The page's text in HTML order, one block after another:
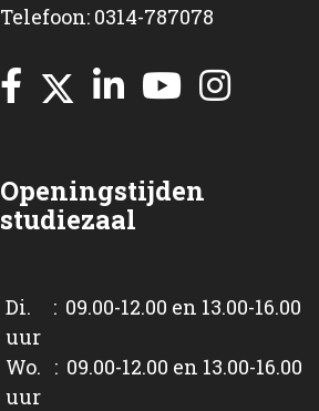
Telefoon: 0314-787078
Openingstijden
studiezaal
Di. : 09.00-12.00 en 13.00-16.00
uur
Wo. : 09.00-12.00 en 13.00-16.00
uur